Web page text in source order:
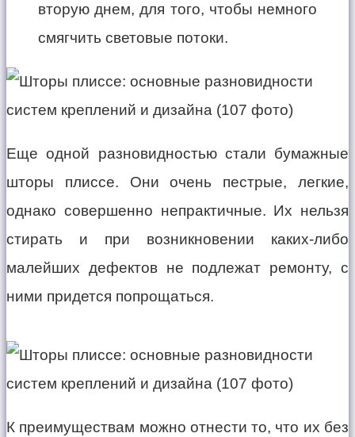
вторую днем, для того, чтобы немного
смягчить световые потоки.
Еще одной разновидностью стали бумажные
шторы плиссе. Они очень пестрые, легкие,
однако совершенно непрактичные. Их нельзя
стирать и при возникновении каких-либо
малейших дефектов не подлежат ремонту, с
ними придется попрощаться.
К преимуществам можно отнести то, что их без